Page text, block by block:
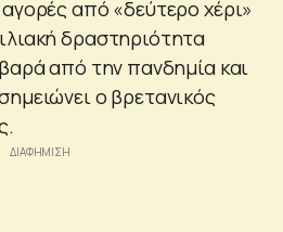
από «δεύτερο χέρι»
δραστηριότητα
από την πανδημία και
ο βρετανικός